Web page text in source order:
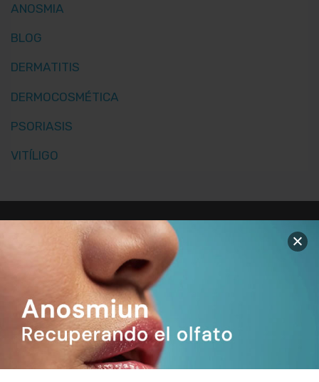
ANOSMIA
BLOG
DERMATITIS
DERMOCOSMÉTICA
PSORIASIS
VITÍLIGO
Abedul
PRODUCTOS FARMACÉUTICOS S.L.
Polígono la Estrella, C/ Berroa nave 16.
31192, Tajonar. Navarra - España
00 34 948 806 051
admin@abedulfarma.com
de mejorar la